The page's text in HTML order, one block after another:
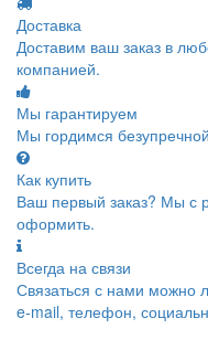
Доставка
Доставим ваш заказ в
компанией.
Мы гарантируем
Мы гордимся
Как купить
Ваш первый заказ? Мы с
оформить.
Всегда на связи
Связаться с нами можно
e-mail, телефон,